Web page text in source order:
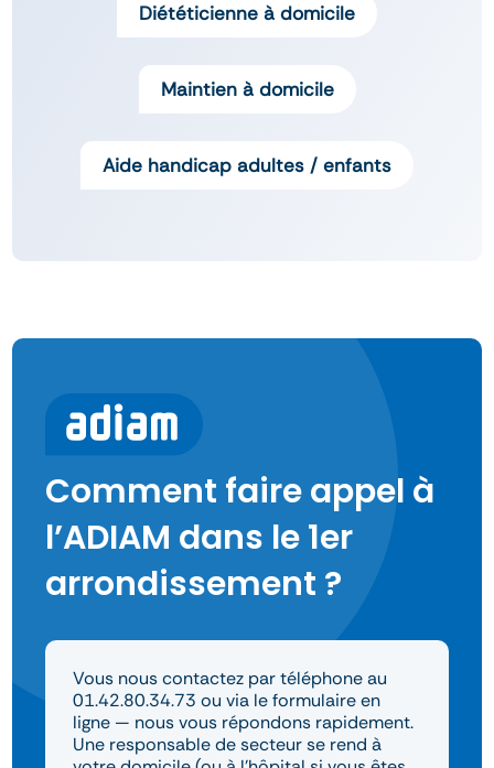
Diététicienne à domicile
Maintien à domicile
Aide handicap adultes / enfants
Comment faire appel à
l’ADIAM dans le 1er
arrondissement ?
Vous nous contactez par téléphone au
01.42.80.34.73 ou via le formulaire en
ligne — nous vous répondons rapidement.
Une responsable de secteur se rend à